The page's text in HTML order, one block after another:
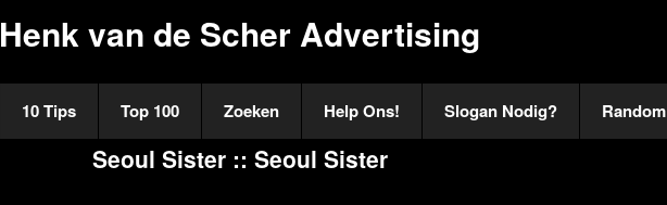
Henk van de Scher Advertising
10 Tips Top 100 Zoeken Help Ons! Slogan Nodig? Random
Seoul Sister :: Seoul Sister